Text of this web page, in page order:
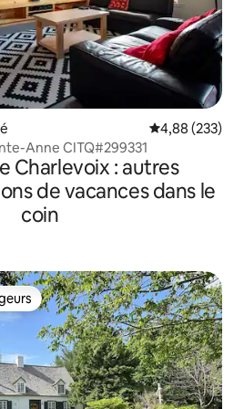
Note
4,88 (233)
Mont Sainte-Anne CITQ#299331
Charlevoix : autres
de vacances dans le
coin
parmi les plus aimés